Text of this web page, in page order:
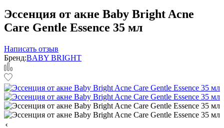
Эссенция от акне Baby Bright Acne
Care Gentle Essence 35 мл
Написать отзыв
Бренд:BABY BRIGHT